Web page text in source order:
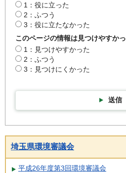
1：役に立った
2：ふつう
3：役に立たなかった
このページの情報は見つけやすか
1：見つけやすかった
2：ふつう
3：見つけにくかった
送信
埼玉県環境審議会
平成26年度第3回環境審議会